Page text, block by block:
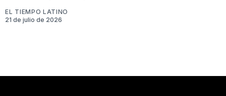
EL TIEMPO LATINO
21 de julio de 2026